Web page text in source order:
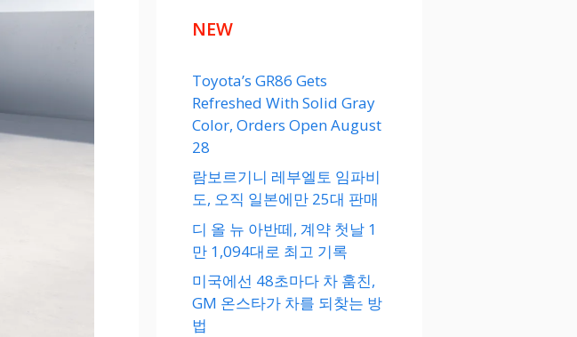
NEW
Toyota’s GR86 Gets
Refreshed With Solid Gray
Color, Orders Open August
28
람보르기니 레부엘토 임파비
도, 오직 일본에만 25대 판매
디 올 뉴 아반떼, 계약 첫날 1
만 1,094대로 최고 기록
미국에선 48초마다 차 훔친,
GM 온스타가 차를 되찾는 방
법